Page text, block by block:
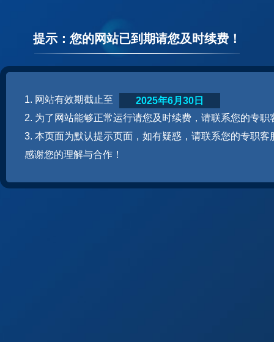
提示：您的网站已到期请您及时续费！
1. 网站有效期截止至
2. 为了网站能够正常运行请您及时续费，请联系您的专职
3. 本页面为默认提示页面，如有疑惑，请联系您的专职客
感谢您的理解与合作！
2025年6月30日